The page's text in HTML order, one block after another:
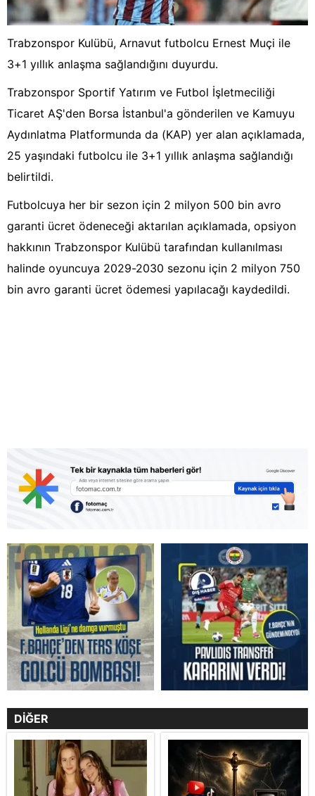
Trabzonspor Kulübü, Arnavut futbolcu Ernest Muçi ile
3+1 yıllık anlaşma sağlandığını duyurdu.
Trabzonspor Sportif Yatırım ve Futbol İşletmeciliği
Ticaret AŞ'den Borsa İstanbul'a gönderilen ve Kamuyu
Aydınlatma Platformunda da (KAP) yer alan açıklamada,
25 yaşındaki futbolcu ile 3+1 yıllık anlaşma sağlandığı
belirtildi.
Futbolcuya her bir sezon için 2 milyon 500 bin avro
garanti ücret ödeneceği aktarılan açıklamada, opsiyon
hakkının Trabzonspor Kulübü tarafından kullanılması
halinde oyuncuya 2029-2030 sezonu için 2 milyon 750
bin avro garanti ücret ödemesi yapılacağı kaydedildi.
DİĞER